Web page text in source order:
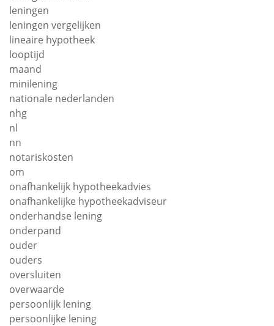
leningen
leningen vergelijken
lineaire hypotheek
looptijd
maand
minilening
nationale nederlanden
nhg
nl
nn
notariskosten
om
onafhankelijk hypotheekadvies
onafhankelijke hypotheekadviseur
onderhandse lening
onderpand
ouder
ouders
oversluiten
overwaarde
persoonlijk lening
persoonlijke lening